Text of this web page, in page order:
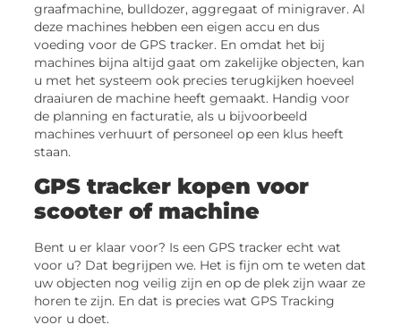
graafmachine, bulldozer, aggregaat of minigraver. Al
deze machines hebben een eigen accu en dus
voeding voor de GPS tracker. En omdat het bij
machines bijna altijd gaat om zakelijke objecten, kan
u met het systeem ook precies terugkijken hoeveel
draaiuren de machine heeft gemaakt. Handig voor
de planning en facturatie, als u bijvoorbeeld
machines verhuurt of personeel op een klus heeft
staan.
GPS tracker kopen voor
scooter of machine
Bent u er klaar voor? Is een GPS tracker echt wat
voor u? Dat begrijpen we. Het is fijn om te weten dat
uw objecten nog veilig zijn en op de plek zijn waar ze
horen te zijn. En dat is precies wat GPS Tracking
voor u doet.